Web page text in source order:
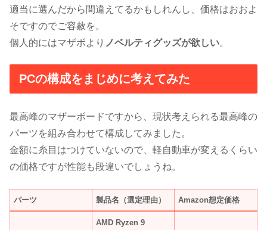
適当に選んだから間違えてるかもしれんし、価格はおおよ
そですのでご容赦を。
個人的にはマザボより ノベルティグッズが欲しい。
PCの構成をまじめに考えてみた
最高峰のマザーボードですから、現状考えられる最高峰の
パーツを組み合わせて構成してみました。
金額に糸目はつけていないので、軽自動車が変えるくらい
の価格ですが性能も段違いでしょうね。
パーツ 製品名（選定理由） Amazon想定価格
AMD Ryzen 9